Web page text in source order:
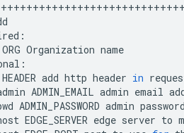
:
ORG Organization name
:
HEADER add http header in
ADMIN_EMAIL admin email
ADMIN_PASSWORD admin password
EDGE_SERVER edge server to